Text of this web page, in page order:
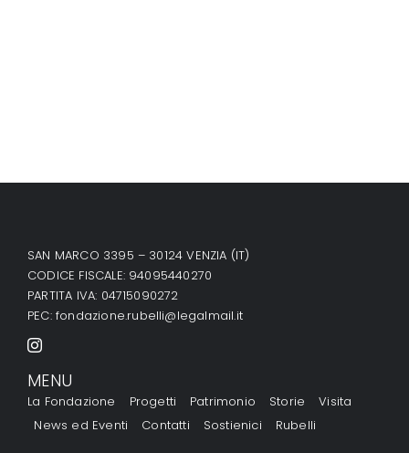
SAN MARCO 3395 – 30124 VENZIA (IT)
CODICE FISCALE: 94095440270
PARTITA IVA: 04715090272
PEC: fondazione.rubelli@legalmail.it
MENU
La Fondazione Progetti Patrimonio Storie
Visita
News ed Eventi
Contatti Sostienici Rubelli